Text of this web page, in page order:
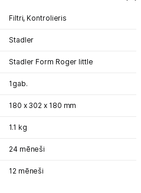
Filtri, Kontrolieris
Stadler
Stadler Form Roger little
1gab.
180 x 302 x 180 mm
1.1 kg
24 mēneši
12 mēneši